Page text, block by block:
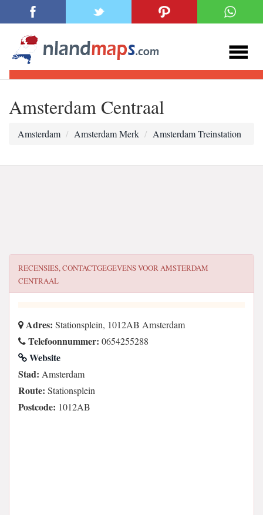
Amsterdam Centraal
Amsterdam Amsterdam Merk Amsterdam Treinstation
RECENSIES, CONTACTGEGEVENS VOORAMSTERDAM
CENTRAAL
Adres: Stationsplein, 1012AB Amsterdam
Telefoonnummer: 0654255288
Website
Stad: Amsterdam
Route: Stationsplein
Postcode: 1012AB